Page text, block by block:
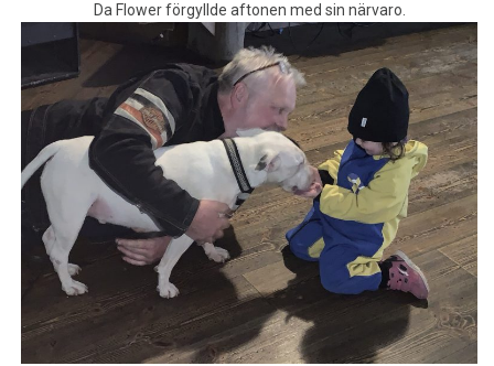
Da Flower förgyllde aftonen med sin närvaro.